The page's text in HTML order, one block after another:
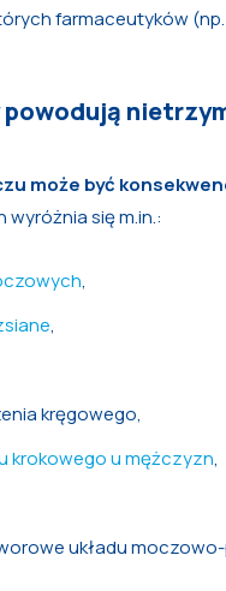
farmaceutyków (np.
powodują
może być
wyróżnia się m.in.:
,
,
kręgowego,
krokowego u mężczyzn,
układu